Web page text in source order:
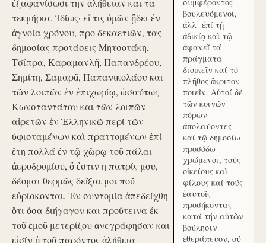
ἐξαφανίσωσι την ἀλήθειαν και τα
τεκμήρια. Ἰδίως· εἴ τις ὑμῶν ᾔδει ἐν
ἀγνοία χρόνου, προ δεκαετιῶν, τας
δημοσίας προτάσεις Μητσοτάκη,
Τσίπρα, Καραμανλῆ, Παπανδρέου,
Σημίτη, Σαμαρᾶ, Παπανικολάου και
τῶν λοιπῶν ἐν ἐπιχωρίῳ, ὡσαύτως
Κωνσταντάτου και τῶν λοιπῶν
αἱρετῶν ἐν Ἑλληνικῷ περί τῶν
ὑφισταμένων καὶ πραττομένων ἐπί
ἔτη πολλά ἐν τῷ χῶρῳ τοῦ πάλαι
ἀεροδρομίου, ὅ ἐστιν η πατρίς μου,
δέομαι θερμῶς δεῖξαι μοι ποῦ
εὑρίσκονται. Ἐν συντομία ἀπεδείχθη
ὅτι ὅσα διήγαγον και προὔτεινα ἐκ
τοῦ ἐμοῦ μετερίζου ἀνεγράφησαν και
εἰσίν ἡ τοῦ παρόντος ἀλήθεια
βουλευόμενοι,
ἀλλ᾽ ἐπί τῇ
ἀδικίᾳ καὶ τῷ
ἀφανεῖ τά
πράγματα
διοικεῖν καί τό
πλῆθος ἄκριτον
ποιεῖν. Αὐτοί δέ
τῶν κοινῶν
πόρων
ἀπολαύοντες
καί τῷ δημοσίω
προσόδω
χρώμενοι, τούς
οἰκείους καὶ
φίλους καί τούς
ἑαυτοῖς
προσήκοντας
κατά τήν αὑτῶν
βούλησιν
ἐθεράπευον, ού